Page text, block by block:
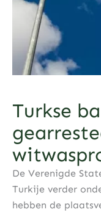
Turkse
De Verenigde
Turkije verder
hebben de